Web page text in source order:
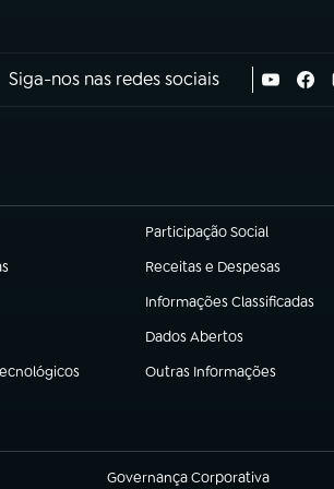
Siga-nos nas redes sociais
Participação Social
(abre em nova aba)
Receitas e Despesas
(abre em nova aba)
Informações Classificadas
(abre em nova aba)
Dados Abertos
(abre em nova aba)
Outras Informações
(abre em nova aba)
Governança Corporativa
(abre em nova aba)